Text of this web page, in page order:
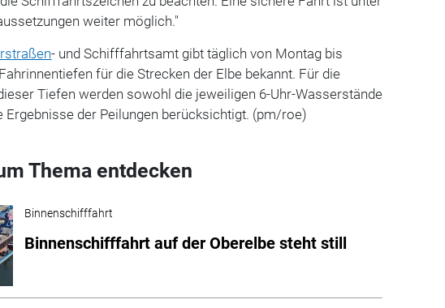
weiter möglich."
- und Schifffahrtsamt gibt täglich von Montag bis
für die Strecken der Elbe bekannt. Für die
Tiefen werden sowohl die jeweiligen 6-Uhr-Wasserstände
Ergebnisse der Peilungen berücksichtigt. (pm/roe)
Thema entdecken
Binnenschifffahrt
Binnenschifffahrt auf der Oberelbe steht still